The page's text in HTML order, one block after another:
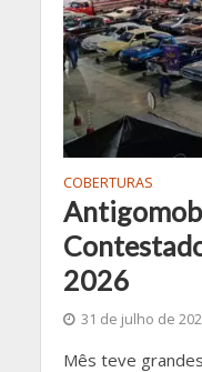
COBERTURAS
2026
31 de julho de
Mês teve